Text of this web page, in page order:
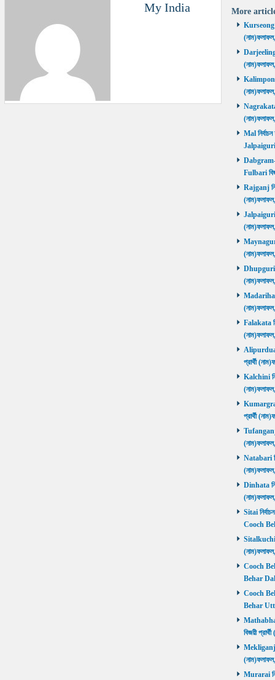
My India More
Kurseong
Darjeeling
Kalimpong
Nagrakata
Mal
Jalpaiguri
Dabgram-
Fulbari
Rajganj
Jalpaiguri
Maynaguri
Dhupguri
Madarihat
Falakata
প্রার্থী
Kalchini
প্রার্থী
Tufanganj
Natabari
Dinhata
Sitai
Cooch
Sitalkuchi
Cooch
Behar
Cooch
Behar
বিজয়ী
Mekliganj
Murarai